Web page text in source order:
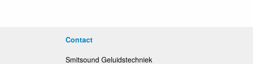
Contact
Smitsound Geluidstechniek